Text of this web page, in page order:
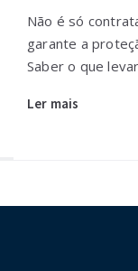
Não é só
garante a
Saber o que
Ler mais